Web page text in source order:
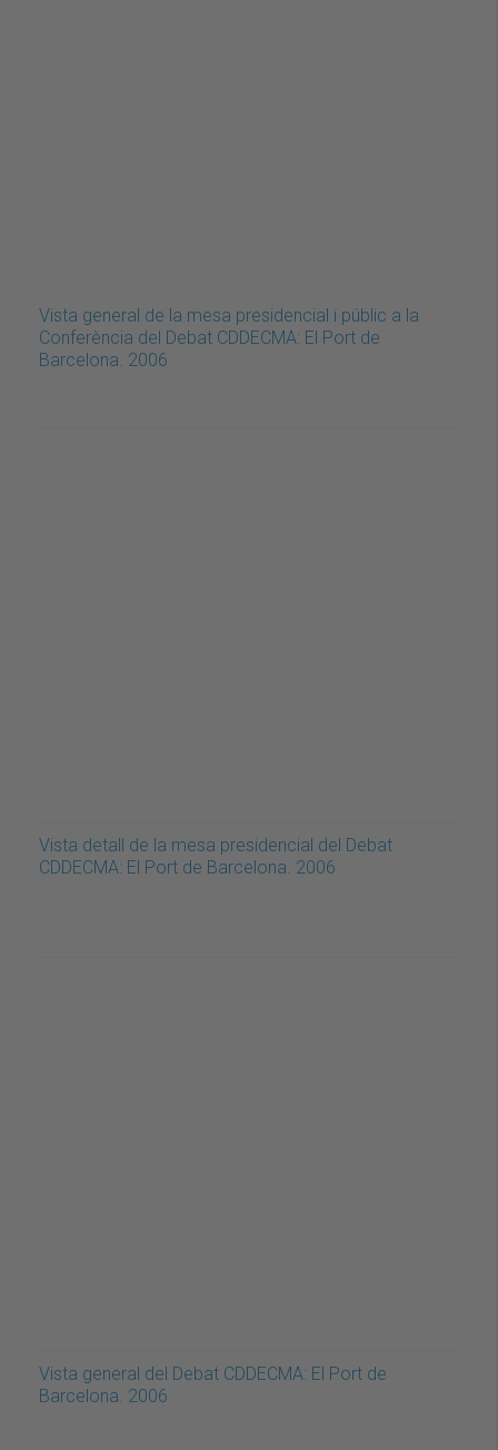
Vista general de la mesa presidencial i públic a la
Conferència del Debat CDDECMA: El Port de
Barcelona. 2006
Vista detall de la mesa presidencial del Debat
CDDECMA: El Port de Barcelona. 2006
Vista general del Debat CDDECMA: El Port de
Barcelona. 2006